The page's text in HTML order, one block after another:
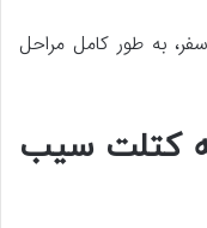
به طور کامل مراحل
کتلت سیب